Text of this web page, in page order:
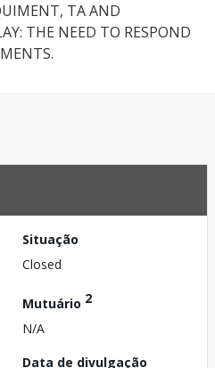
TA AND
THE NEED TO RESPOND
Situação
Closed
Mutuário 2
N/A
Data de divulgação